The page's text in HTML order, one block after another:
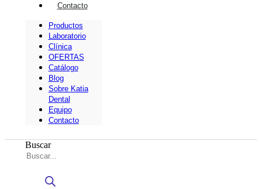
Contacto
Productos
Laboratorio
Clínica
OFERTAS
Catálogo
Blog
Sobre Katia
Dental
Equipo
Contacto
Buscar